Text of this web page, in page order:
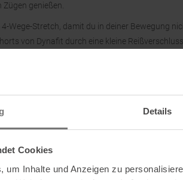
Details
Cookies
um Inhalte und Anzeigen zu
genießen.
Wege-Stretch, damit du in deiner Bewegung
von Dynafit durch eine kleine